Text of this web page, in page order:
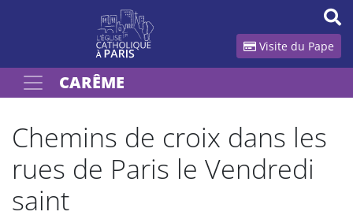
Visite du Pape
Votre recherche
CARÊME
Chemins de croix dans les
rues de Paris le Vendredi
saint
Panneau de gestion des cookies